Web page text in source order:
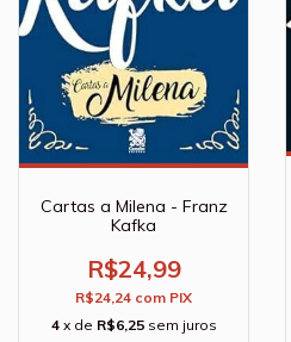
Cartas a Milena - Franz
Kafka
R$24,99
R$24,24 com PIX
4 x de R$6,25 sem juros